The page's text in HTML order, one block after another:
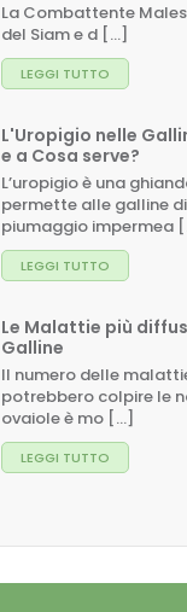
La Combattente
del Siam e d [...]
LEGGI TUTTO
L'Uropigio nelle
e a Cosa serve?
L’uropigio è una
permette alle galline
piumaggio impermea
LEGGI TUTTO
Le Malattie più
Galline
Il numero delle
potrebbero colpire le
ovaiole è mo [...]
LEGGI TUTTO